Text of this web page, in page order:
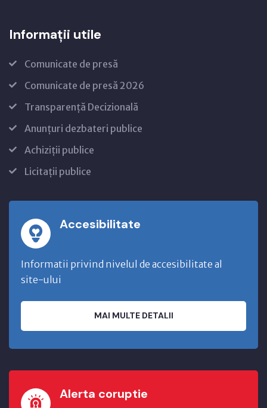
Informații utile
Comunicate de presă
Comunicate de presă 2026
Transparență Decizională
Anunțuri dezbateri publice
Achiziții publice
Licitații publice
Accesibilitate
Informatii privind nivelul de accesibilitate al
site-ului
MAI MULTE DETALII
Alerta coruptie